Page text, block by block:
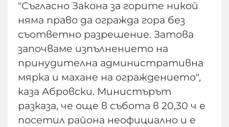
"Съгласно Закона за горите никой
няма право да огражда гора без
съответно разрешение. Затова
започваме изпълнението на
принудителна административна
мярка и махане на ограждението",
каза Абровски. Министърът
разказа, че още в събота в 20,30 ч е
посетил района неофициално и е